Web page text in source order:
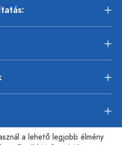
a lehető legjobb élmény